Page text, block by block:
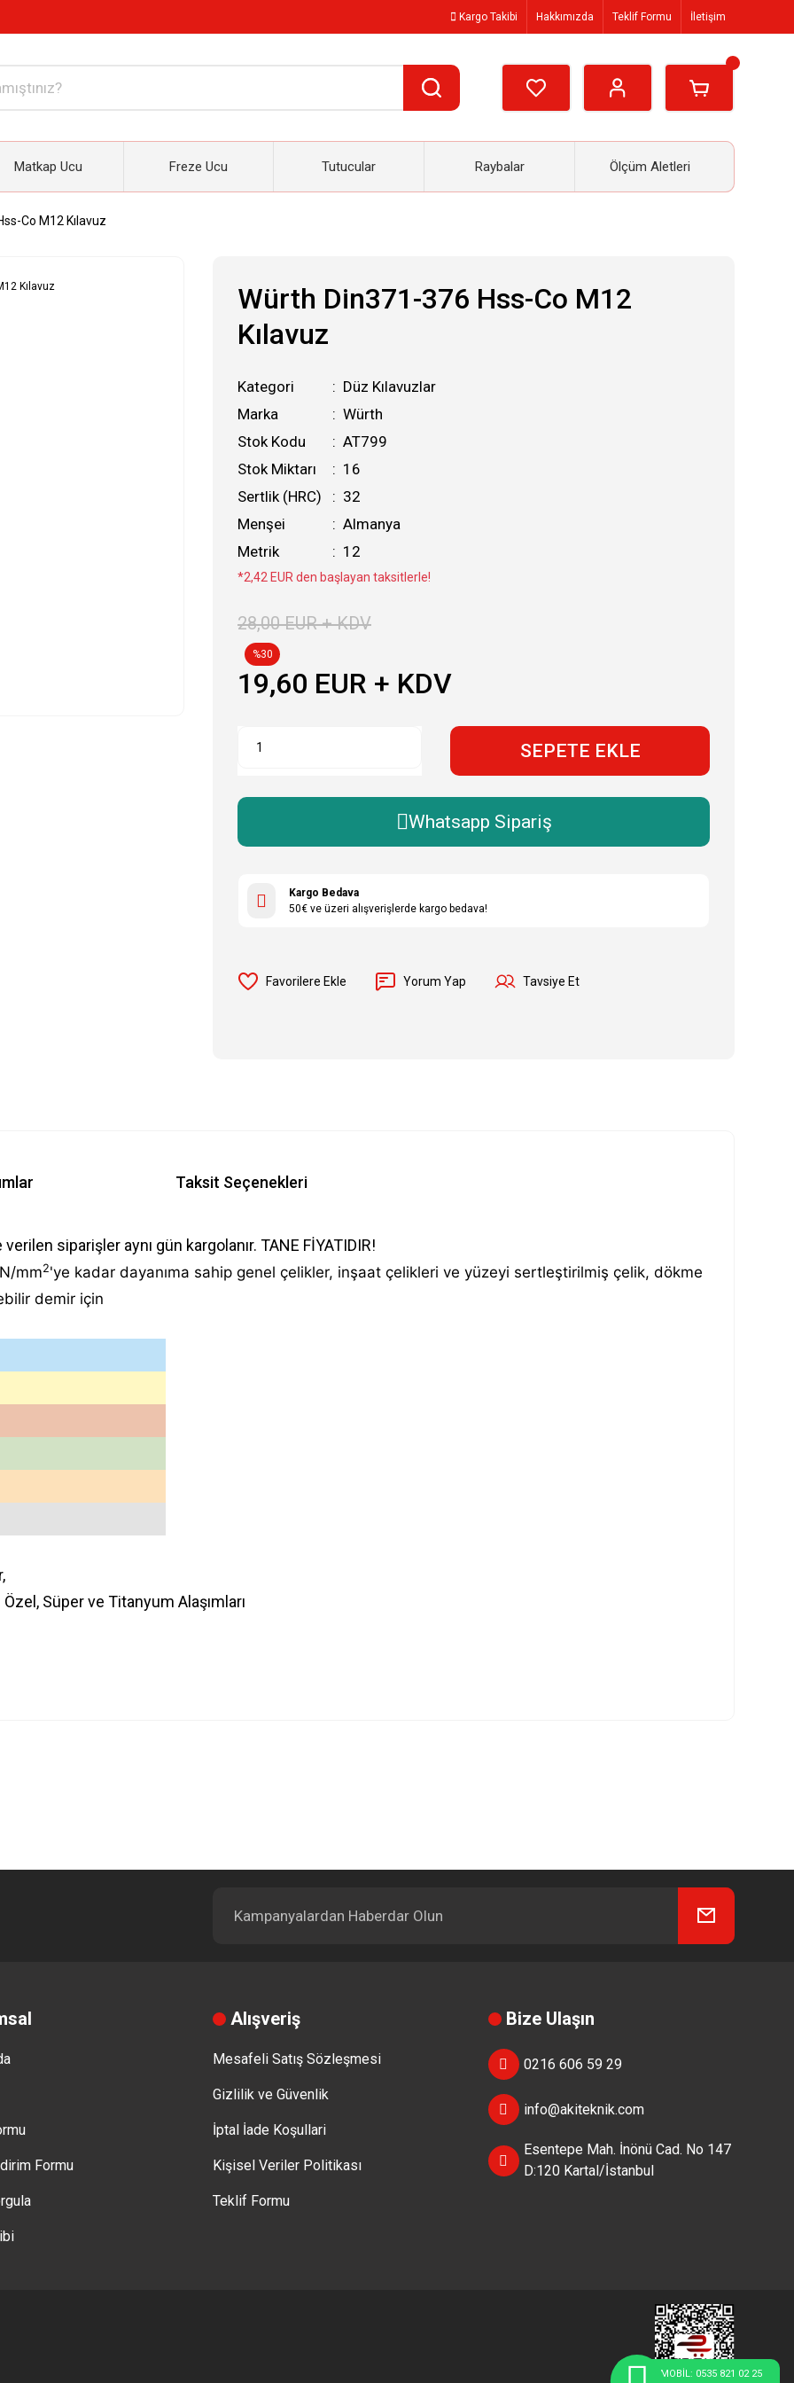
Kargo Takibi Hakkımızda Teklif Formu İletişim
Matkap Ucu Freze Ucu Tutucular Raybalar Ölçüm Aletleri
Co M12 Kılavuz
Würth Din371-376 Hss-Co M12
Kılavuz
Kategori
Düz Kılavuzlar
Marka
Würth
Stok Kodu
AT799
Stok Miktarı
16
Sertlik (HRC)
32
Menşei
Almanya
Metrik
12
*2,42 EUR den başlayan taksitlerle!
28,00 EUR + KDV
%30
19,60 EUR + KDV
SEPETE EKLE
Whatsapp Sipariş
Kargo Bedava
50€ ve üzeri alışverişlerde kargo bedava!
Yorum Yap Tavsiye Et
Taksit Seçenekleri
siparişler aynı gün kargolanır. TANE FİYATIDIR!
mm2'ye kadar dayanıma sahip genel çelikler, inşaat çelikleri ve yüzeyi sertleştirilmiş çelik, dökme
demir için
Süper ve Titanyum Alaşımları
Formu
Alışveriş
Mesafeli Satış Sözleşmesi
Gizlilik ve Güvenlik
İptal İade Koşullari
Kişisel Veriler Politikası
Teklif Formu
Bize Ulaşın
0216 606 59 29
info@akiteknik.com
Esentepe Mah. İnönü Cad. No 147
D:120 Kartal/İstanbul
MOBİL: 0535 821 02 25